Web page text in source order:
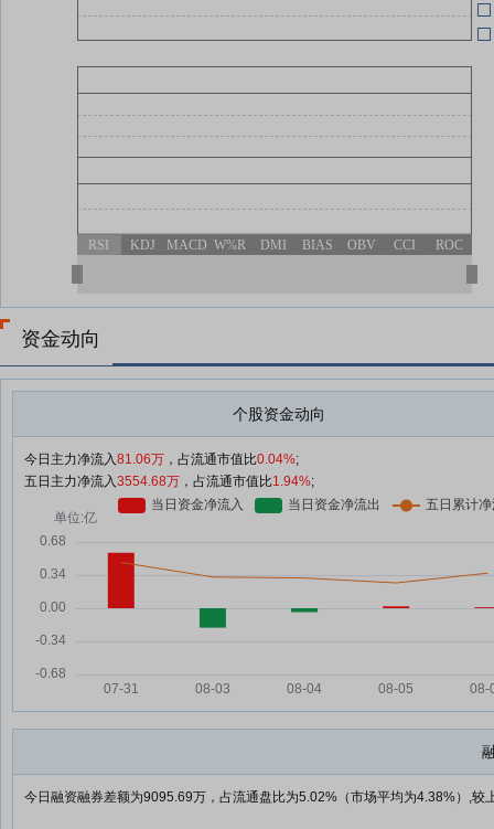
RSI KDJ MACD W%R DMI BIAS OBV CCI ROC
资金动向
个股资金动向
今日主力净流入81.06万 ，占流通市值比0.04%;
五日主力净流入3554.68万 ，占流通市值比1.94%;
今日融资融券差额为9095.69万，占流通盘比为5.02%（市场平均为4.38%）,较